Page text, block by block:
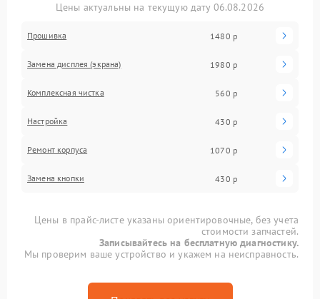
Цены актуальны на текущую дату 06.08.2026
Прошивка 1480 р
Замена дисплея (экрана) 1980 р
Комплексная чистка 560 р
Настройка 430 р
Ремонт корпуса 1070 р
Замена кнопки 430 р
Цены в прайс-листе указаны ориентировочные, без учета
стоимости запчастей.
Записывайтесь на бесплатную диагностику.
Мы проверим ваше устройство и укажем на неисправность.